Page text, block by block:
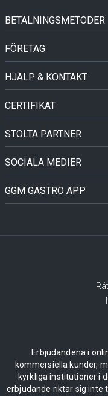
BETALNINGSMETODER
FÖRETAG
HJÄLP & KONTAKT
CERTIFIKAT
STOLTA PARTNER
SOCIALA MEDIER
GGM GASTRO APP
Erbjudandena i
kommersiella kunder,
kyrkliga institutioner i
erbjudande riktar sig inte